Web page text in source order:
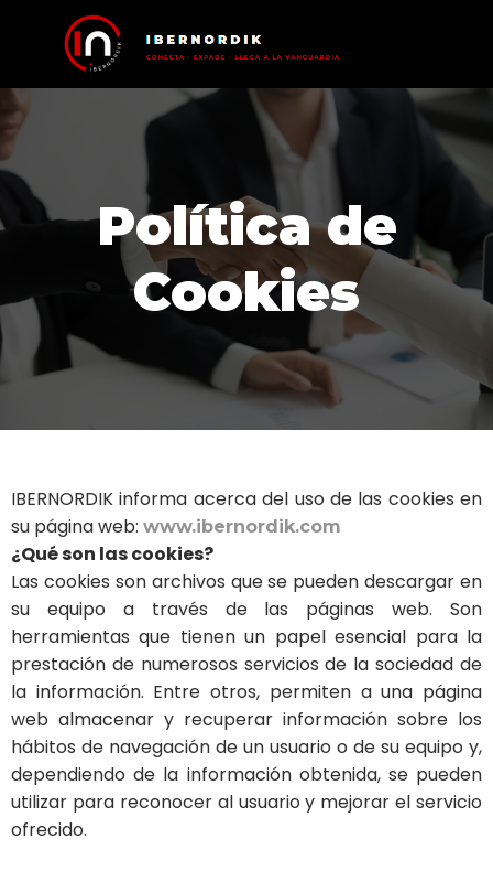
Política de
Cookies
IBERNORDIK informa acerca del uso de las cookies en
su página web: www.ibernordik.com
¿Qué son las cookies?
Las cookies son archivos que se pueden descargar en
su equipo a través de las páginas web. Son
herramientas que tienen un papel esencial para la
prestación de numerosos servicios de la sociedad de
la información. Entre otros, permiten a una página
web almacenar y recuperar información sobre los
hábitos de navegación de un usuario o de su equipo y,
dependiendo de la información obtenida, se pueden
utilizar para reconocer al usuario y mejorar el servicio
ofrecido.